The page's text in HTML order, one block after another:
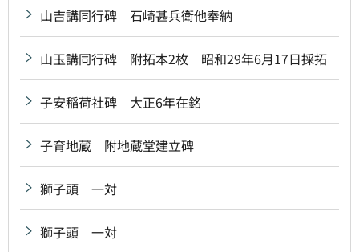
山吉講同行碑 石崎甚兵衛他奉納
山玉講同行碑 附拓本2枚 昭和29年6月17日採拓
子安稲荷社碑 大正6年在銘
子育地蔵 附地蔵堂建立碑
獅子頭 一対
獅子頭 一対